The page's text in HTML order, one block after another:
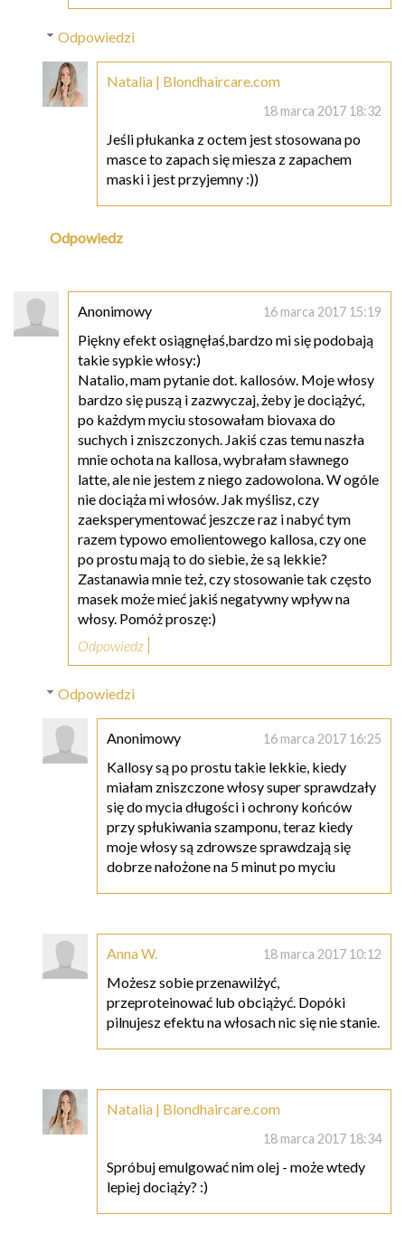
Odpowiedzi
Natalia | Blondhaircare.com
18 marca 2017 18:32
Jeśli płukanka z octem jest stosowana po
masce to zapach się miesza z zapachem
maski i jest przyjemny :))
Odpowiedz
Anonimowy 16 marca 2017 15:19
Piękny efekt osiągnęłaś,bardzo mi się podobają
takie sypkie włosy:)
Natalio, mam pytanie dot. kallosów. Moje włosy
bardzo się puszą i zazwyczaj, żeby je dociążyć,
po każdym myciu stosowałam biovaxa do
suchych i zniszczonych. Jakiś czas temu naszła
mnie ochota na kallosa, wybrałam sławnego
latte, ale nie jestem z niego zadowolona. W ogóle
nie dociąża mi włosów. Jak myślisz, czy
zaeksperymentować jeszcze raz i nabyć tym
razem typowo emolientowego kallosa, czy one
po prostu mają to do siebie, że są lekkie?
Zastanawia mnie też, czy stosowanie tak często
masek może mieć jakiś negatywny wpływ na
włosy. Pomóż proszę:)
Odpowiedz
Odpowiedzi
Anonimowy 16 marca 2017 16:25
Kallosy są po prostu takie lekkie, kiedy
miałam zniszczone włosy super sprawdzały
się do mycia długości i ochrony końców
przy spłukiwania szamponu, teraz kiedy
moje włosy są zdrowsze sprawdzają się
dobrze nałożone na 5 minut po myciu
Anna W. 18 marca 2017 10:12
Możesz sobie przenawilżyć,
przeproteinować lub obciążyć. Dopóki
pilnujesz efektu na włosach nic się nie stanie.
Natalia | Blondhaircare.com
18 marca 2017 18:34
Spróbuj emulgować nim olej - może wtedy
lepiej dociąży? :)